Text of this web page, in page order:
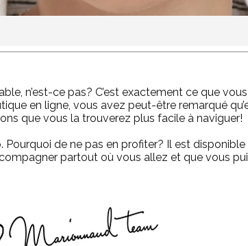
n’est-ce pas? C’est exactement ce que
en ligne, vous avez peut-être remarqué
que vous la trouverez plus facile à naviguer!
Pourquoi de ne pas en profiter? Il est
partout où vous allez et que vous